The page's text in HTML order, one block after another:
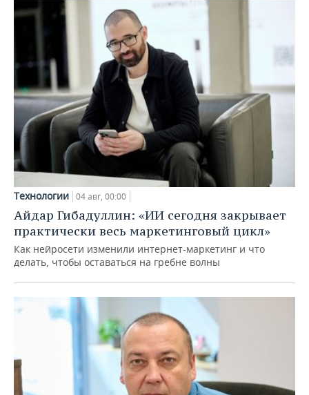
Технологии 04 авг, 00:00
Айдар Гибадуллин: «ИИ сегодня закрывает
практически весь маркетинговый цикл»
Как нейросети изменили интернет-маркетинг и что
делать, чтобы оставаться на гребне волны